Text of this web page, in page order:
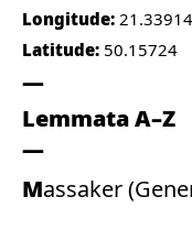
Longitude: 21.33914
Latitude: 50.15724
Lemmata A–Z
Massaker